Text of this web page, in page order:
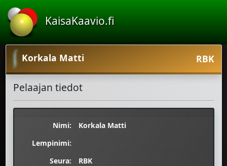
KaisaKaavio.fi
Korkala Matti RBK
Pelaajan tiedot
Nimi:
Korkala Matti
Lempinimi:
Seura:
RBK